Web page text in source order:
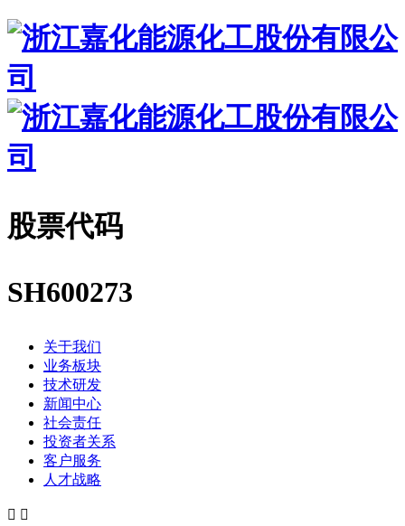
股票代码
SH600273
关于我们
业务板块
技术研发
新闻中心
社会责任
投资者关系
客户服务
人才战略
 